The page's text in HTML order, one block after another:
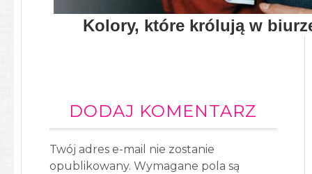
Kolory, które królują w
DODAJ KOMENTARZ
Twój adres e-mail nie zostanie
opublikowany. Wymagane pola są